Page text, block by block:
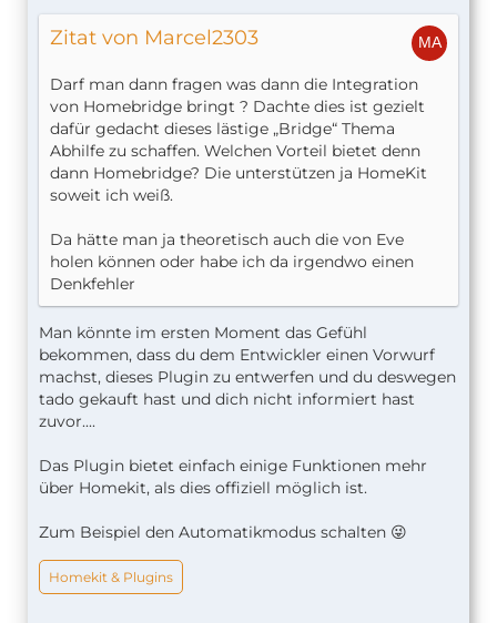
Zitat von Marcel2303
Darf man dann fragen was dann die Integration
von Homebridge bringt ? Dachte dies ist gezielt
dafür gedacht dieses lästige „Bridge“ Thema
Abhilfe zu schaffen. Welchen Vorteil bietet denn
dann Homebridge? Die unterstützen ja HomeKit
soweit ich weiß.
Da hätte man ja theoretisch auch die von Eve
holen können oder habe ich da irgendwo einen
Denkfehler
Man könnte im ersten Moment das Gefühl
bekommen, dass du dem Entwickler einen Vorwurf
machst, dieses Plugin zu entwerfen und du deswegen
tado gekauft hast und dich nicht informiert hast
zuvor....
Das Plugin bietet einfach einige Funktionen mehr
über Homekit, als dies offiziell möglich ist.
Zum Beispiel den Automatikmodus schalten 😜
Homekit & Plugins